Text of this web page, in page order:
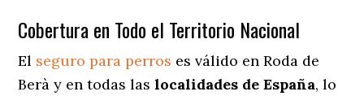
Cobertura en Todo el Territorio Nacional
El seguro para perros es válido en Roda de
Berà y en todas laslocalidades de España, lo